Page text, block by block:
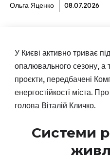
Ольга Яценко 08.07.2026
У Києві активно триває
опалювального сезону, а
проєкти, передбачені
енергостійкості міста.
голова Віталій Кличко.
Системи